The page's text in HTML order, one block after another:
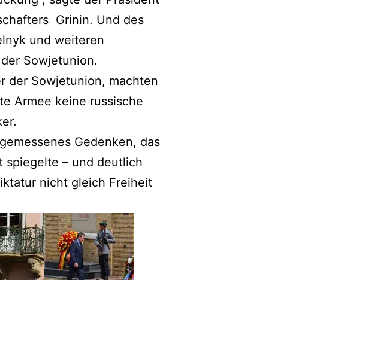
Grinin. Und des
und weiteren
Sowjetunion.
der Sowjetunion, machten
Armee keine russische
Gedenken, das
spiegelte – und deutlich
nicht gleich Freiheit